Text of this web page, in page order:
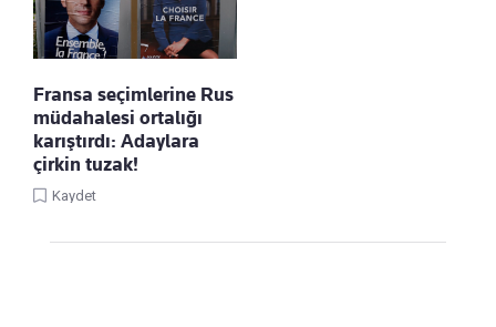
Fransa seçimlerine Rus
müdahalesi ortalığı
karıştırdı: Adaylara
çirkin tuzak!
Kaydet